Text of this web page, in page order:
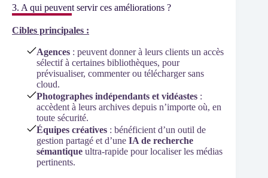
3. A qui peuvent servir ces améliorations ?
Cibles principales :
Agences : peuvent donner à leurs clients un accès
sélectif à certaines bibliothèques, pour
prévisualiser, commenter ou télécharger sans
cloud.
Photographes indépendants et vidéastes :
accèdent à leurs archives depuis n’importe où, en
toute sécurité.
Équipes créatives : bénéficient d’un outil de
gestion partagé et d’une IA de recherche
sémantique ultra-rapide pour localiser les médias
pertinents.